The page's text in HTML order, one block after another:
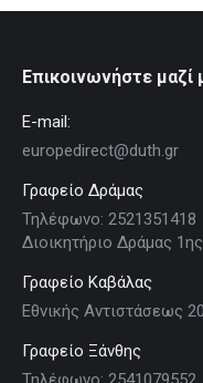
Επικοινωνήστε μαζί
E-mail:
europedirect@duth.gr
Γραφείο Δράμας
Τηλέφωνο: 2521351418
Διοικητήριο Δράμας
Γραφείο Καβάλας
Εθνικής Αντιστάσεως
Γραφείο Ξάνθης